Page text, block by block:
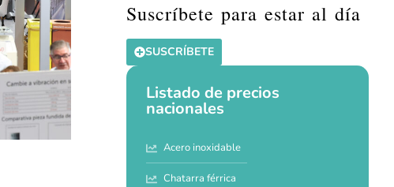
Suscríbete para estar al día
SUSCRÍBETE
Listado de precios
nacionales
Acero inoxidable
Chatarra férrica